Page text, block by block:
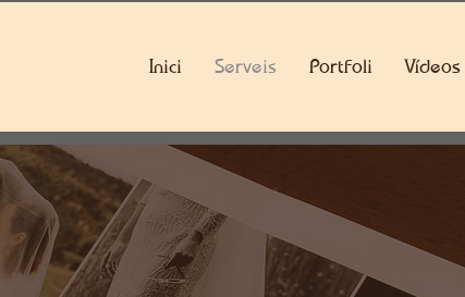
Inici Serveis Portfoli Vídeos